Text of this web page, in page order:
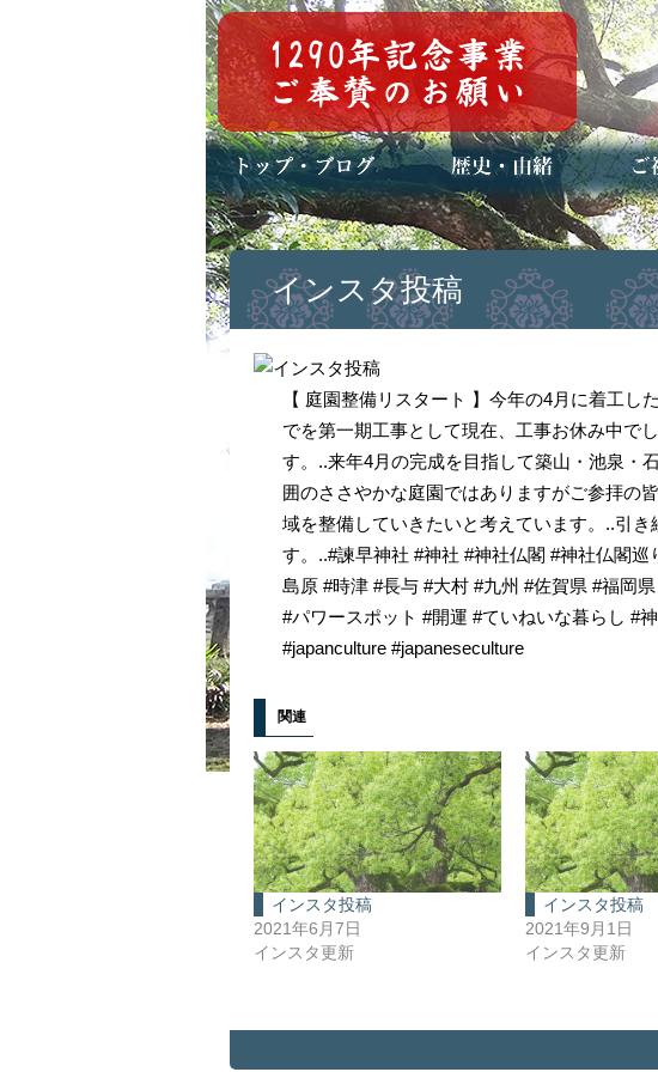
トップページ
ブログ(日々八百万)
お知らせ一覧 歴史・ご祭神
年中行事
メディア掲載 ご
安
初
七
長
神
厄祓
車
地
神
インスタ投稿
【 庭園整備リスタート 】今年の4月に着工し
でを第一期工事として現在、工事お休み中で
す。..来年4月の完成を目指して築山・池泉・
囲のささやかな庭園ではありますがご参拝の
域を整備していきたいと考えています。..引
す。..#諫早神社 #神社 #神社仏閣 #神社仏閣
島原 #時津 #長与 #大村 #九州 #佐賀県 #福岡
#パワースポット #開運 #ていねいな暮らし #
#japanculture #japaneseculture
関連
インスタ投稿
2021年6月7日
インスタ更新
インスタ投稿
2021年9月1日
インスタ更新